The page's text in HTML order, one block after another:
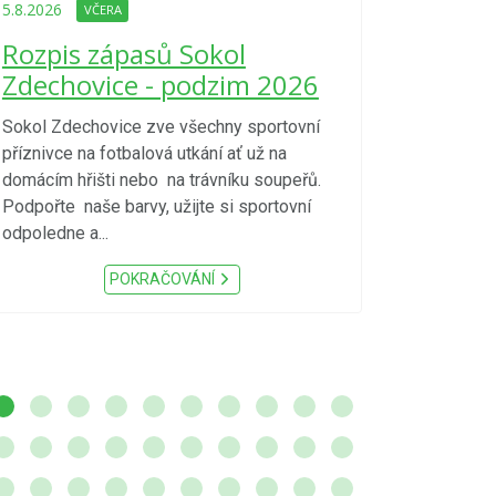
5.8.2026 VČERA
Rozpis zápasů Sokol
Zdechovice - podzim 2026
Sokol Zdechovice zve všechny sportovní
příznivce na fotbalová utkání ať už na
domácím hřišti nebo na trávníku soupeřů.
Podpořte naše barvy, užijte si sportovní
odpoledne a...
POKRAČOVÁNÍ